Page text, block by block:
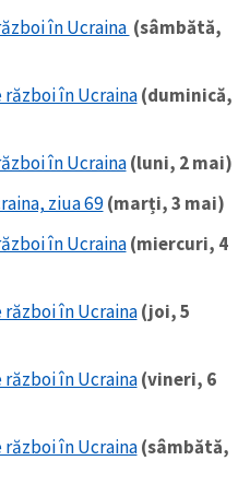
în Ucraina (sâmbătă,
război în Ucraina(duminică,
în Ucraina(luni, 2 mai)
ziua 69(marți, 3 mai)
în Ucraina(miercuri, 4
război în Ucraina(joi, 5
război în Ucraina(vineri, 6
război în Ucraina(sâmbătă,